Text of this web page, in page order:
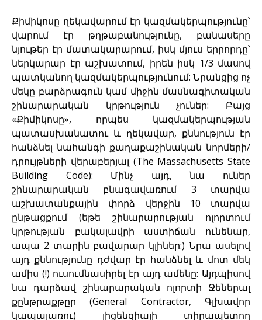
Քիմիկոսը ղեկավարում էր կազմակերպությունը՝
վարում էր թղթաբանությունը, բանասերը
նյութեր էր մատակարարում, իսկ մյուս երրորդը՝
ներկարար էր աշխատում, իրեն իսկ 1/3 մասով
պատկանող կազմակերպությունում: Նրանցից ոչ
մեկը բարձրագուն կամ միջին մասնագիտական
շինարարական կրթություն չուներ: Բայց
«Քիմիկոսը», որպես կազմակերպության
պատասխանատու և ղեկավար, քննություն էր
հանձնել նահանգի քաղաքաշինական նորմերի/
դրույթների վերաբերյալ (The Massachusetts State
Building Code): Մինչ այդ, նա ուներ
շինարարական բնագավառում 3 տարվա
աշխատանքային փորձ վերջին 10 տարվա
ընթացքում (եթե շինարարության ոլորտում
կրթության բակալավրի աստիճան ունենար,
ապա 2 տարին բավարար կլիներ:) Նրա ասելով
այդ քննությունը դժվար էր հանձնել և մոտ մեկ
ամիս (!) ուսումնասիրել էր այդ ամենը: Այդպիսով
նա դարձավ շինարարական ոլորտի Ջեներալ
քընթրաքթըր (General Contractor, Գլխավոր
կապալառու) լիցենզիայի տիրապետող